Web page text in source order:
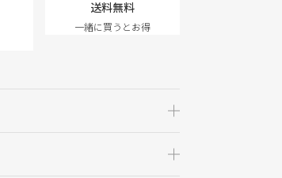
送料無料
一緒に買うとお得